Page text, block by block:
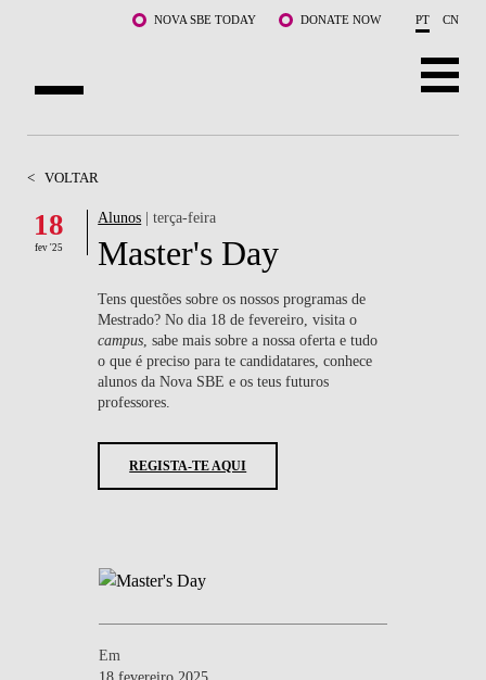
Saltar para o conteúdo principalNOVA SBE TODAY DONATE NOW PT CN
DOCENTES E INVESTIGAÇÃO
COMUNIDADE
LIFE AT NOVA SBE
WHAT'S HAPPENING
< VOLTAR
18
fev '25
Alunos | terça-feira
Master's Day
Tens questões sobre os nossos programas de
Mestrado? No dia 18 de fevereiro , visita o
campus , sabe mais sobre a nossa oferta e tudo
o que é preciso para te candidatares, conhece
alunos da Nova SBE e os teus futuros
professores.
REGISTA-TE AQUI
Em
18 fevereiro 2025